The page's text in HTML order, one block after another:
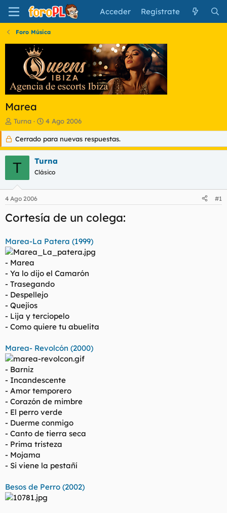
Acceder Regístrate
Foro Música
Marea
I
n
c
i
a
d
o
d
l
e
m
Turna
F
e
c
h
d
e
i
i
4 Ago 2006
Cerrado para nuevas respuestas.
T Turna
Clásico
4 Ago 2006 #1
Cortesía de un colega:
Marea-La Patera (1999)
- Marea
- Ya lo dijo el Camarón
- Trasegando
- Despellejo
- Quejíos
- Lija y terciopelo
- Como quiere tu abuelita
Marea- Revolcón (2000)
- Barniz
- Incandescente
- Amor temporero
- Corazón de mimbre
- El perro verde
- Duerme conmigo
- Canto de tierra seca
- Prima tristeza
- Mojama
- Si viene la pestañí
Besos de Perro (2002)